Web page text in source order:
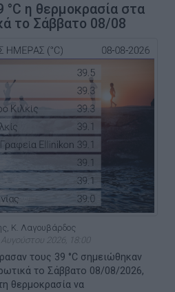
°C η θερμοκρασία στα
το Σάββατο 08/08
Κ. Λαγουβάρδος
2026, 18:00
τους 39 °C σημειώθηκαν
το Σάββατο 08/08/2026,
θερμοκρασία να